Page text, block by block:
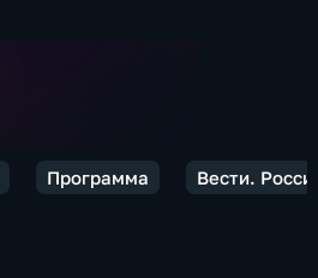
Программа Вести.